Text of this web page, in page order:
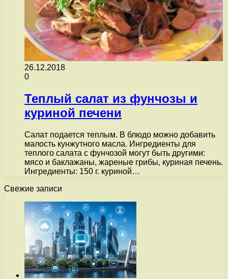
26.12.2018
0
Теплый салат из фунчозы и
куриной печени
Салат подается теплым. В блюдо можно добавить
малость кунжутного масла. Ингредиенты для
теплого салата с фунчозой могут быть другими:
мясо и баклажаны, жареные грибы, куриная печень.
Ингредиенты: 150 г. куриной…
Свежие записи